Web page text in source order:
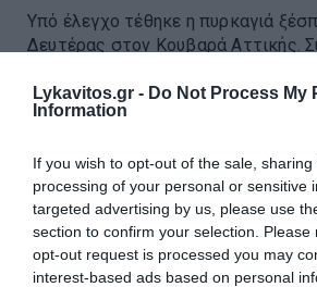
Lykavitos.gr - Do Not Process My
Information
If you wish to opt-out of the sale,
processing of your personal or sensitive
targeted advertising by us, please use
section to confirm your selection.
opt-out request is processed you may
interest-based ads based on personal
Υπό έλεγχο τέθηκε η πυρκαγιά
Δευτέρας στον Κουβαρά Αττικής.
Πυροσβεστική, η φωτιά καίει
περιοχή Άγιος Στυλιανός κοντά σε
απειλήθηκαν σπίτια. ...